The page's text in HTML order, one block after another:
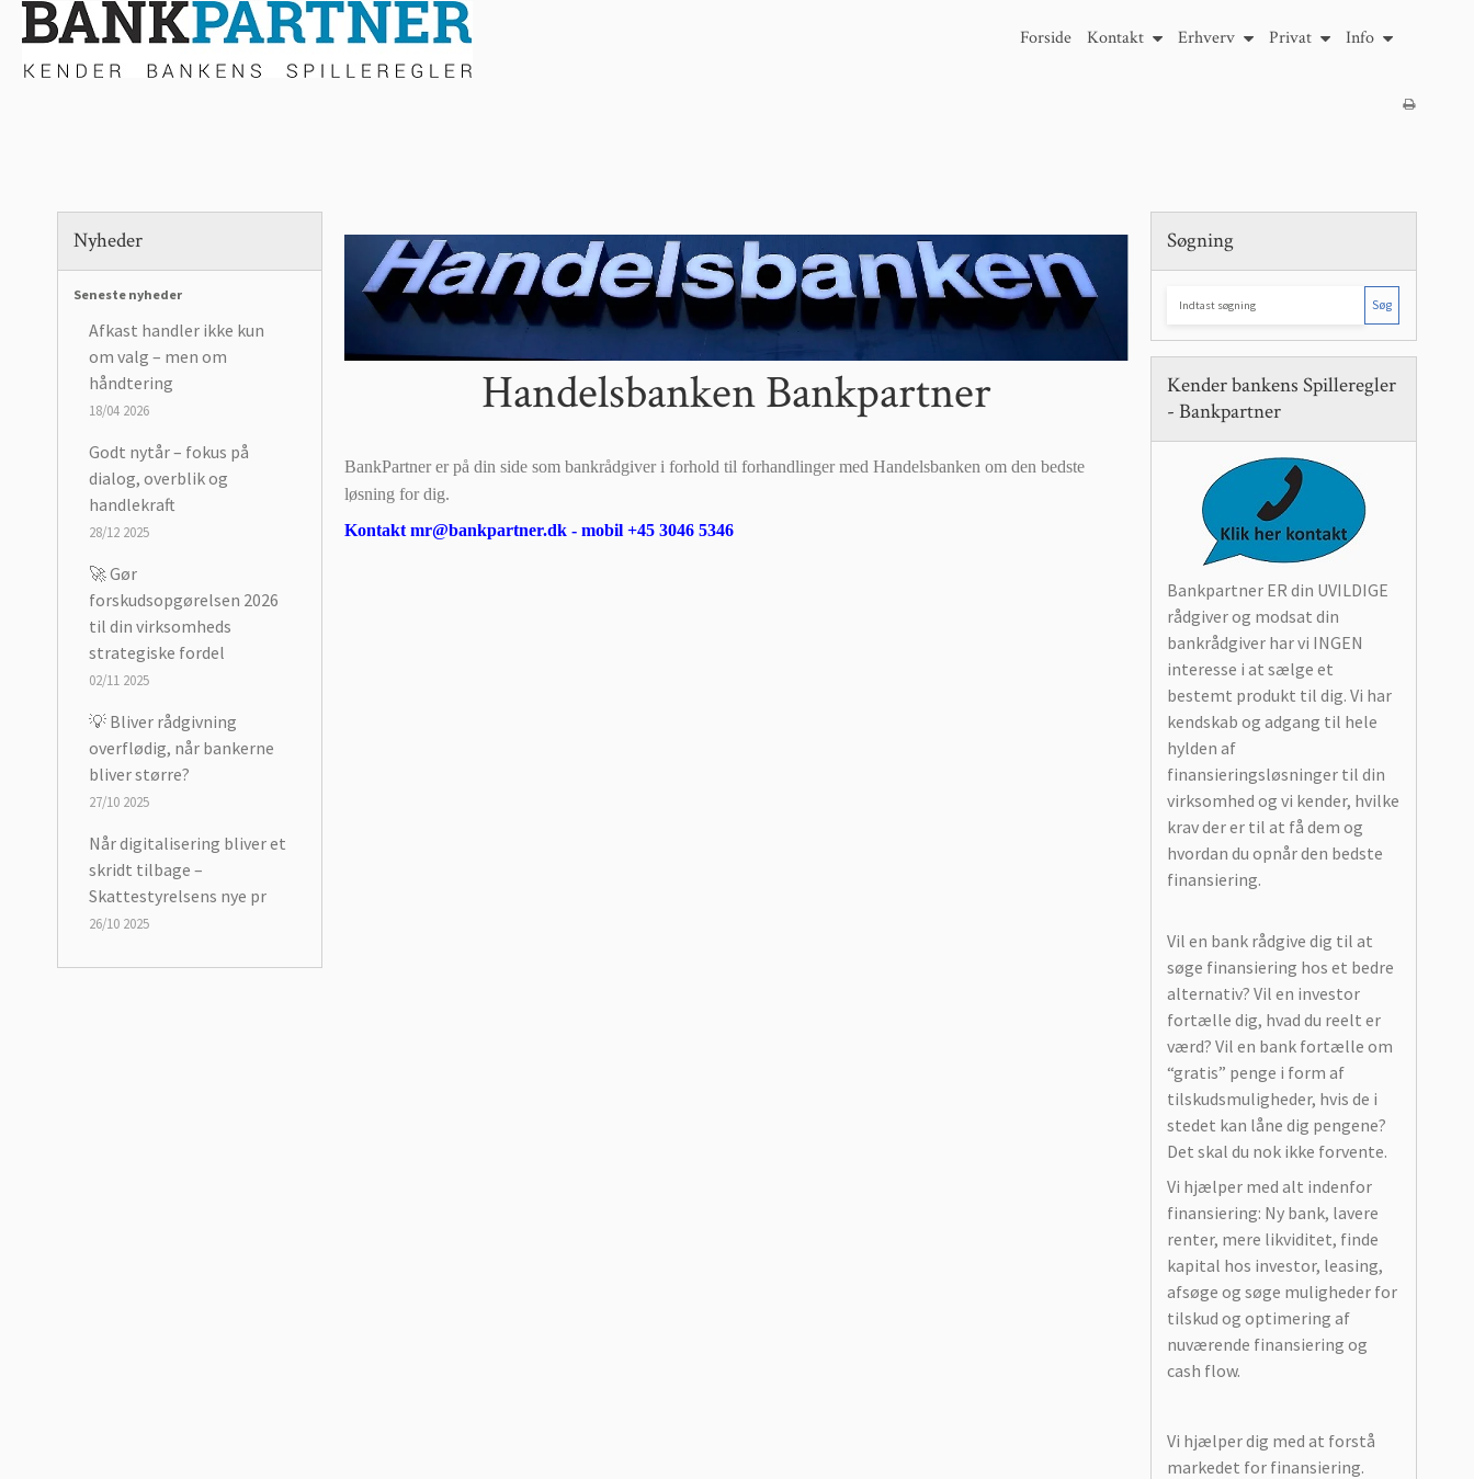
Forside Kontakt Erhverv Privat Info
Nyheder
Seneste nyheder
Afkast handler ikke kun
om valg – men om
håndtering
18/04 2026
Godt nytår – fokus på
dialog, overblik og
handlekraft
28/12 2025
🚀 Gør
forskudsopgørelsen 2026
til din virksomheds
strategiske fordel
02/11 2025
💡 Bliver rådgivning
overflødig, når bankerne
bliver større?
27/10 2025
Når digitalisering bliver et
skridt tilbage –
Skattestyrelsens nye pr
26/10 2025
Handelsbanken Bankpartner
BankPartner er på din side som bankrådgiver i forhold til forhandlinger med Handelsbanken om den bedste
løsning for dig.
Kontakt mr@bankpartner.dk - mobil +45 3046 5346
Søgning
Søg
Kender bankens Spilleregler
- Bankpartner
Bankpartner ER din UVILDIGE
rådgiver og modsat din
bankrådgiver har vi INGEN
interesse i at sælge et
bestemt produkt til dig. Vi har
kendskab og adgang til hele
hylden af
finansieringsløsninger til din
virksomhed og vi kender, hvilke
krav der er til at få dem og
hvordan du opnår den bedste
finansiering.
Vil en bank rådgive dig til at
søge finansiering hos et bedre
alternativ? Vil en investor
fortælle dig, hvad du reelt er
værd? Vil en bank fortælle om
“gratis” penge i form af
tilskudsmuligheder, hvis de i
stedet kan låne dig pengene?
Det skal du nok ikke forvente.
Vi hjælper med alt indenfor
finansiering: Ny bank, lavere
renter, mere likviditet, finde
kapital hos investor, leasing,
afsøge og søge muligheder for
tilskud og optimering af
nuværende finansiering og
cash flow.
Vi hjælper dig med at forstå
markedet for finansiering.